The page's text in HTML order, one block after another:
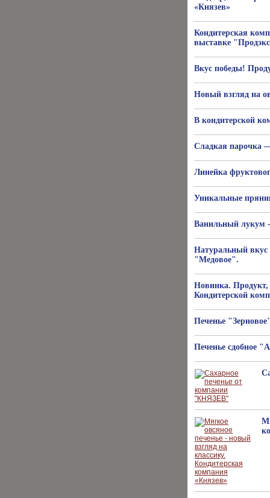
«Князев»
Кондитерская
выставке
Вкус победы!
Новый взгляд на
В кондитерской
Сладкая парочка
Линейка
Уникальные
Ванильный лукум
Натуральный вкус
"Медовое".
Новинка. Продукт,
Кондитерской
Печенье
Печенье сдобное